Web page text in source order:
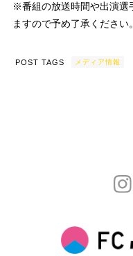
※番組の放送時間や出演選
ますので予め了承ください。
POST TAGS メディア情報